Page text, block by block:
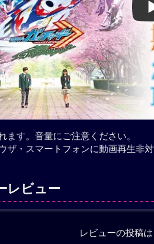
ます。音量にご注意ください。
ザ・スマートフォンに動画再生非対
レビュー
レビューの投稿